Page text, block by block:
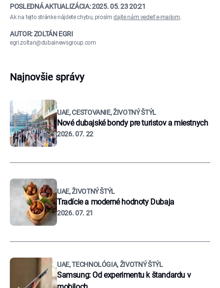
POSLEDNÁ AKTUALIZÁCIA:2025. 05. 23 20:21
Ak na tejto stránke nájdete chybu, prosímdajte nám vedieť e-mailom.
AUTOR: ZOLTÁN EGRI
egri.zoltan@dubainewsgroup.com
Najnovšie správy
UAE, CESTOVANIE, ŽIVOTNÝ ŠTÝL
Nové dubajské bondy pre turistov a miestnych
2026. 07. 22
UAE, ŽIVOTNÝ ŠTÝL
Tradície a moderné hodnoty Dubaja
2026. 07. 21
UAE, TECHNOLÓGIA, ŽIVOTNÝ ŠTÝL
Samsung: Od experimentu k štandardu v